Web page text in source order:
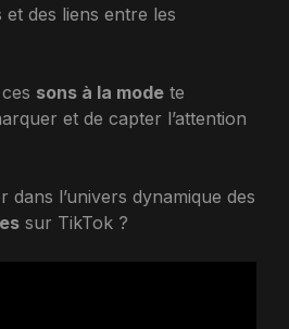
des liens entre les
sons à la mode te
et de capter l’attention
l’univers dynamique des
sur TikTok ?